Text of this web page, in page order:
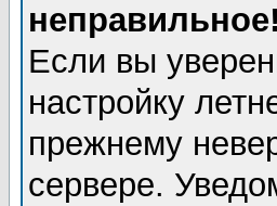
неправильное!
Если вы
настройку
прежнему
сервере.